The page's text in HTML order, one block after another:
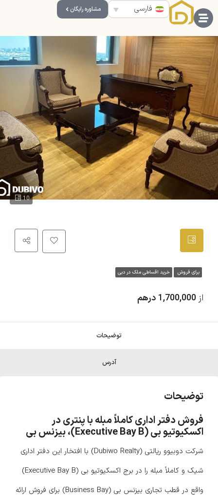
فارسی مشاوره رایگان
10
برای فروش خرید اقساطی ملک در دبی
از 1,700,000 درهم
توضیحات
آدرس
توضیحات
فروش دفتر اداری کاملاً مبله با پنتری در
اکسکیوتیو بی (Executive Bay B)، بیزنس بی
شرکت دوبیوو ریالتی (Dubiwo Realty) با افتخار این دفتر اداری
شیک و کاملاً مبله را در برج اکسکیوتیو بی (Executive Bay B)
واقع در قطب تجاری بیزنس بی (Business Bay) برای فروش ارائه